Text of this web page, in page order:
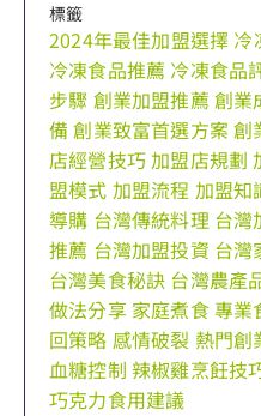
標籤
2024年最佳加盟選擇 冷
冷凍食品推薦 冷凍食品
步驟 創業加盟推薦 創業
備創業致富首選方案創
店經營技巧加盟店規劃
盟模式 加盟流程 加盟知
導購 台灣傳統料理 台灣
推薦 台灣加盟投資 台灣
台灣美食秘訣 台灣農產
做法分享 家庭煮食專業
回策略 感情破裂 熱門創
血糖控制 辣椒雞烹飪技
巧克力食用建議